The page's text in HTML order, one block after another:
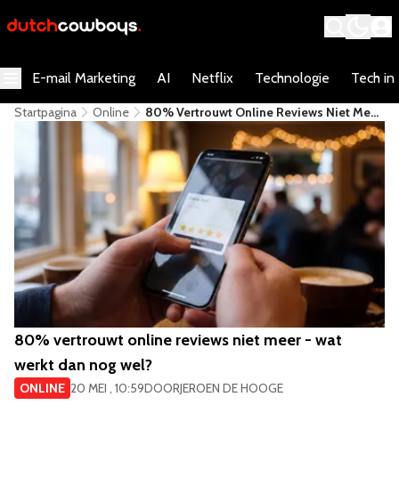
E-mail Marketing AI Netflix Technologie Tech in
Startpagina Online
80% Vertrouwt Online Reviews Niet Meer
- Wat Werkt Dan Nog Wel?
80% vertrouwt online reviews niet meer - wat
werkt dan nog wel?
ONLINE 20 MEI , 10:59DOORJEROEN DE HOOGE